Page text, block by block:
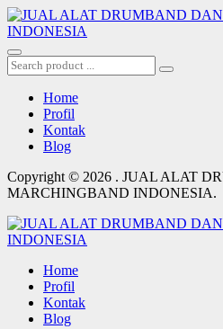
Home
Profil
Kontak
Blog
Copyright © 2026 . JUAL ALAT
MARCHINGBAND INDONESIA.
Home
Profil
Kontak
Blog